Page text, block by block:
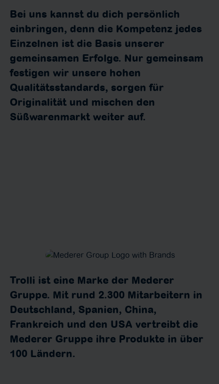
Bei uns kannst du dich persönlich
einbringen, denn die Kompetenz jedes
Einzelnen ist die Basis unserer
gemeinsamen Erfolge. Nur gemeinsam
festigen wir unsere hohen
Qualitätsstandards, sorgen für
Originalität und mischen den
Süßwarenmarkt weiter auf.
Trolli ist eine Marke der Mederer
Gruppe. Mit rund 2.300 Mitarbeitern in
Deutschland, Spanien, China,
Frankreich und den USA vertreibt die
Mederer Gruppe ihre Produkte in über
100 Ländern.